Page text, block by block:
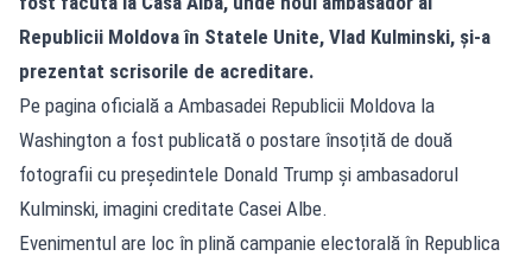
Republicii Moldova în Statele Unite, Vlad Kulminski, și-a
prezentat scrisorile de acreditare.
Pe pagina oficială a Ambasadei Republicii Moldova la
Washington a fost publicată o postare însoțită de două
fotografii cu președintele Donald Trump și ambasadorul
Kulminski, imagini creditate Casei Albe.
Evenimentul are loc în plină campanie electorală în Republica